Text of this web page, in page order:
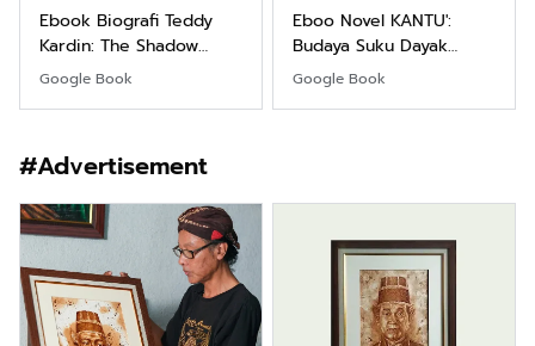
Eboo Novel KANTU':
Budaya Suku Dayak
Borneo
Google Book
Ebook Vescovo
Motociclista – Kisah
Nyata Uskup Giulio
Mencuccini, C.P di
Google Book
#Advertisement